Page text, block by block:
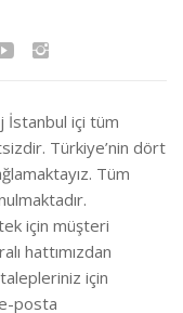
İstanbul içi tüm
Türkiye’nin dört
Tüm
için müşteri
hattımızdan
için
posta